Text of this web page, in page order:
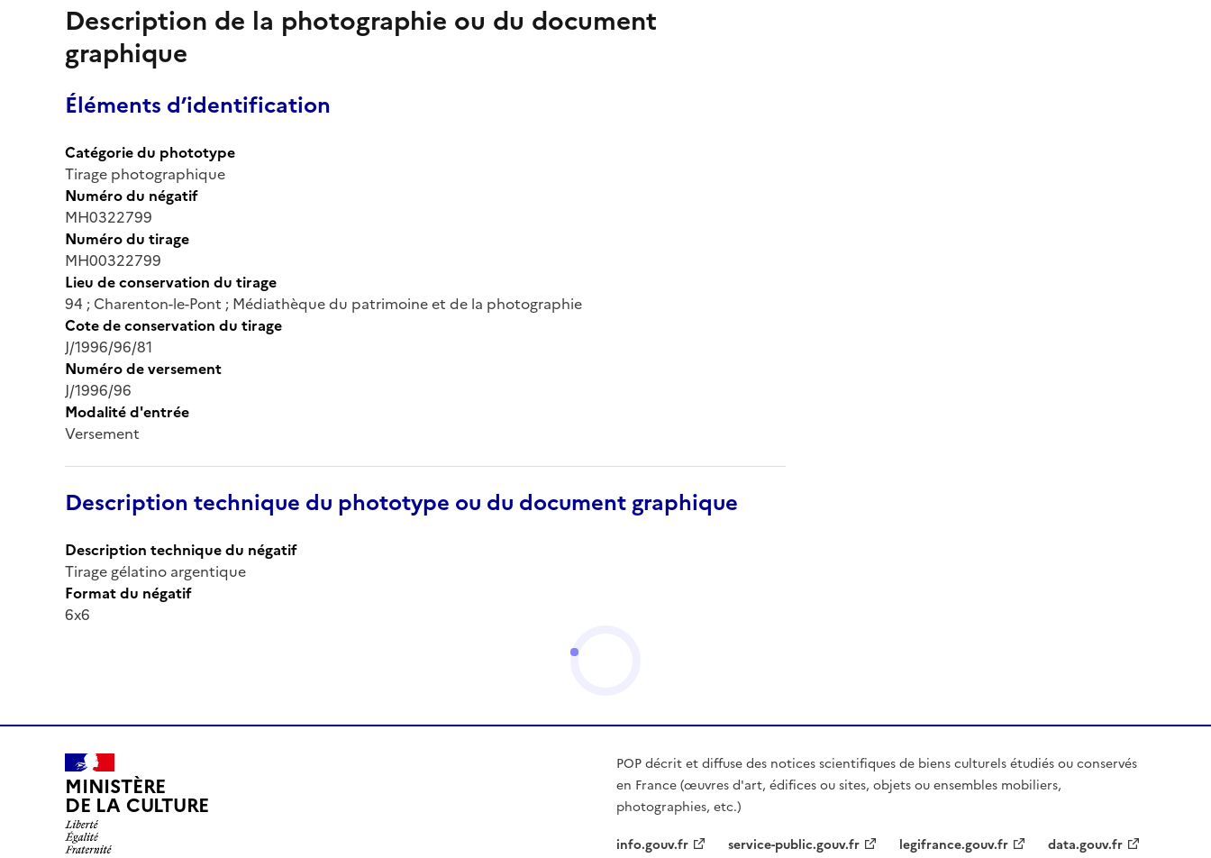
Description de la photographie ou du document
graphique
Éléments d’identification
Catégorie du phototype
Tirage photographique
Numéro du négatif
MH0322799
Numéro du tirage
MH00322799
Lieu de conservation du tirage
94 ; Charenton-le-Pont ; Médiathèque du patrimoine et de la photographie
Cote de conservation du tirage
J/1996/96/81
Numéro de versement
J/1996/96
Modalité d'entrée
Versement
Description technique du phototype ou du document graphique
Description technique du négatif
Tirage gélatino argentique
Format du négatif
6x6
MINISTÈRE
DE LA CULTURE
POP décrit et diffuse des notices scientifiques de biens culturels étudiés ou conservés
en France (œuvres d'art, édifices ou sites, objets ou ensembles mobiliers,
photographies, etc.)
info.gouv.fr
service-public.gouv.fr legifrance.gouv.fr data.gouv.fr